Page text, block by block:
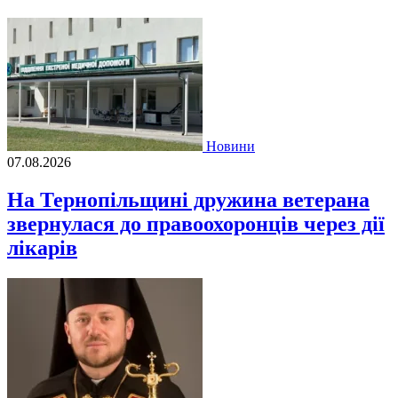
Новини
07.08.2026
На Тернопільщині дружина ветерана
звернулася до правоохоронців через дії
лікарів